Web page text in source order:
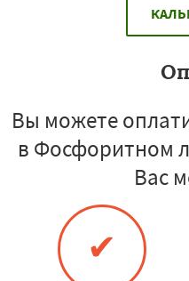
Вы можете
в Фосфоритном
Вас
✔